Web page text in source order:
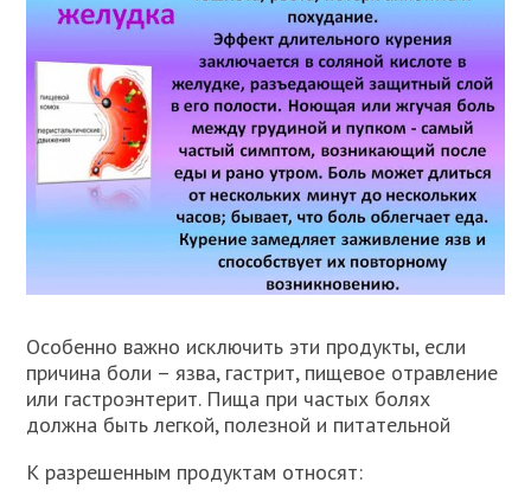
Особенно важно исключить эти продукты, если
причина боли – язва, гастрит, пищевое отравление
или гастроэнтерит. Пища при частых болях
должна быть легкой, полезной и питательной
К разрешенным продуктам относят: